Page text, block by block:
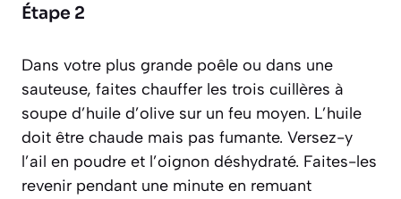
Étape 2
Dans votre plus grande poêle ou dans une
sauteuse, faites chauffer les trois cuillères à
soupe d’huile d’olive sur un feu moyen. L’huile
doit être chaude mais pas fumante. Versez-y
l’ail en poudre et l’oignon déshydraté. Faites-les
revenir pendant une minute en remuant